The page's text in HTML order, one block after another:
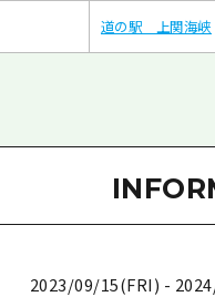
道の駅 上関海峡
2023/09/15(FRI) -